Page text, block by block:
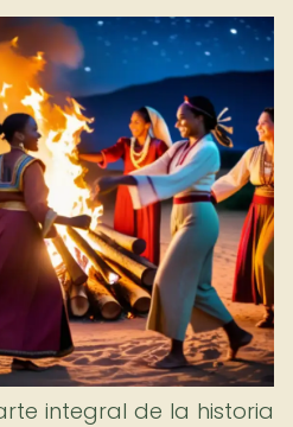
integral de la historia